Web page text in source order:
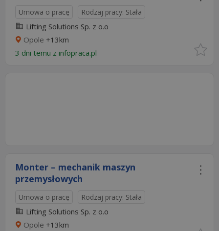
Umowa o pracę Rodzaj pracy: Stała
Lifting Solutions Sp. z o.o
Opole +13km
3 dni temu z infopraca.pl
Monter – mechanik maszyn
przemysłowych
Umowa o pracę Rodzaj pracy: Stała
Lifting Solutions Sp. z o.o
Opole +13km